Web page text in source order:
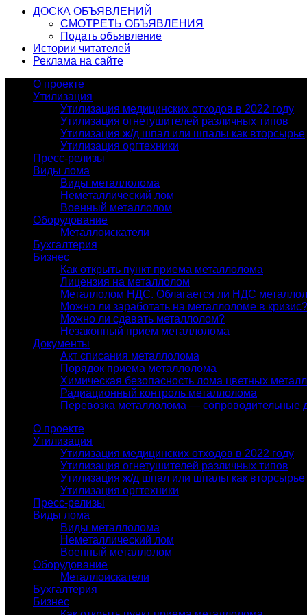
ДОСКА ОБЪЯВЛЕНИЙ
СМОТРЕТЬ ОБЪЯВЛЕНИЯ
Подать объявление
Истории читателей
Реклама на сайте
О проекте
Утилизация
Утилизация медицинских отходов в 2022 году
Утилизация огнетушителей различных типов
Утилизация ж/д шпал или шпалы как вторсырье
Утилизация оргтехники
Пресс-релизы
Виды лома
Виды металлолома
Неметаллический лом
Военный металлолом
Оборудование
Металлоискатели
Бухгалтерия
Бизнес
Как открыть пункт приема металлолома
Лицензия на металлолом
Металлолом НДС. Облагается ли НДС
Можно ли заработать на металлоломе в кризис?
Можно ли сдавать металлолом?
Незаконный прием металлолома
Документы
Акт списания металлолома
Порядок приема металлолома
Химическая безопасность лома цветных
Радиационный контроль металлолома
Перевозка металлолома — сопроводительные
О проекте
Утилизация
Утилизация медицинских отходов в 2022 году
Утилизация огнетушителей различных типов
Утилизация ж/д шпал или шпалы как вторсырье
Утилизация оргтехники
Пресс-релизы
Виды лома
Виды металлолома
Неметаллический лом
Военный металлолом
Оборудование
Металлоискатели
Бухгалтерия
Бизнес